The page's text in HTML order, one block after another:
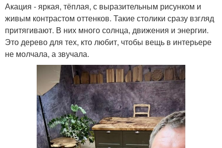
Акация - яркая, тёплая, с выразительным рисунком и
живым контрастом оттенков. Такие столики сразу взгляд
притягивают. В них много солнца, движения и энергии.
Это дерево для тех, кто любит, чтобы вещь в интерьере
не молчала, а звучала.